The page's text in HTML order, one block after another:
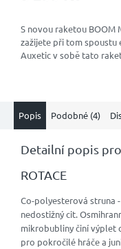
z
5
hvězdiček.
S novou raketou BOOM
zažijete při tom spoustu
Auxetic v sobě tato
Popis Podobné (4)
Detailní popis
ROTACE
Co-polyesterová struna
nedostižný cit.
mikrobubliny činí výplet
pro pokročilé hráče a